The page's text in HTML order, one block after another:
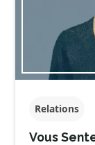
Relations
Vous